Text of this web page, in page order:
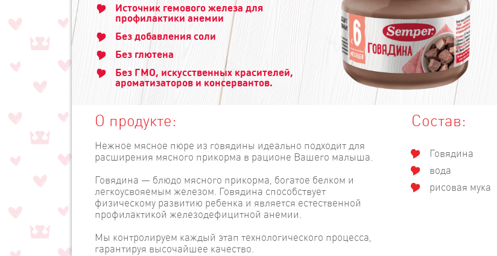
Источник гемового железа для
профилактики анемии
Без добавления соли
Без глютена
Без ГМО, искусственных красителей,
ароматизаторов и консервантов.
О продукте:
Нежное мясное пюре из говядины идеально подходит для
расширения мясного прикорма в рационе Вашего малыша.
Говядина — блюдо мясного прикорма, богатое белком и
легкоусвояемым железом. Говядина способствует
физическому развитию ребенка и является естественной
профилактикой железодефицитной анемии.
Мы контролируем каждый этап технологического процесса,
гарантируя высочайшее качество.
Состав:
Говядина
вода
рисовая мука